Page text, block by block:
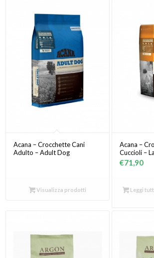
Acana – Crocchette Cani
Adulto – Adult Dog
Visualizza prodotti
Acana –
Cuccioli –
€71,90
Leggi